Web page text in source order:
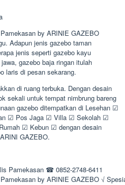
by ARINIE GAZEBO
Adapun jenis gazebo taman
jenis seperti gazebo kayu
gazebo baja ringan itulah
laris di pesan sekarang.
di ruang terbuka. Dengan desain
sekali untuk tempat nimbrung bareng
gazebo ditempatkan di Lesehan ☑
☑ Pos Jaga ☑ Villa ☑ Sekolah ☑
☑ Kebun ☑ dengan desain
GAZEBO.
by ARINIE GAZEBO √